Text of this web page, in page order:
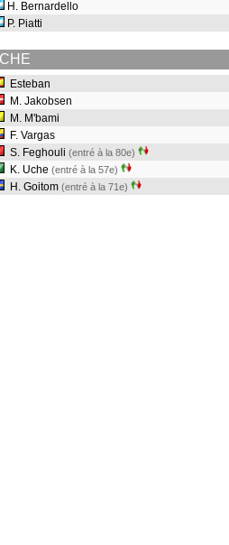
H. Bernardello
P. Piatti
Esteban
M. Jakobsen
M. M'bami
F. Vargas
S. Feghouli (entré à la 80e)
K. Uche (entré à la 57e)
H. Goitom (entré à la 71e)